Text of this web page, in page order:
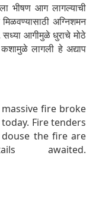
भीषण आग लागल्याची
अग्निशमन
आगीमुळे धुराचे मोठे
लागली हे अद्याप
fire broke
Fire tenders
the fire are
awaited.